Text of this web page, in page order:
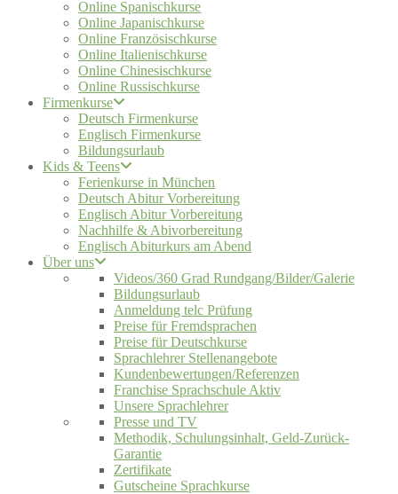
Online Spanischkurse
Online Japanischkurse
Online Französischkurse
Online Italienischkurse
Online Chinesischkurse
Online Russischkurse
Firmenkurse
Deutsch Firmenkurse
Englisch Firmenkurse
Bildungsurlaub
Kids & Teens
Ferienkurse in München
Deutsch Abitur Vorbereitung
Englisch Abitur Vorbereitung
Nachhilfe & Abivorbereitung
Englisch Abiturkurs am Abend
Über uns
Videos/360 Grad Rundgang/Bilder/Galerie
Bildungsurlaub
Anmeldung telc Prüfung
Preise für Fremdsprachen
Preise für Deutschkurse
Sprachlehrer Stellenangebote
Kundenbewertungen/Referenzen
Franchise Sprachschule Aktiv
Unsere Sprachlehrer
Presse und TV
Methodik, Schulungsinhalt, Geld-Zurück-
Garantie
Zertifikate
Gutscheine Sprachkurse